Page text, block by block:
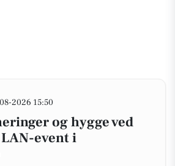
2026 15:50
og hygge ved
event i